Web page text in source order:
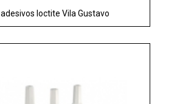
adesivos loctite Vila Gustavo